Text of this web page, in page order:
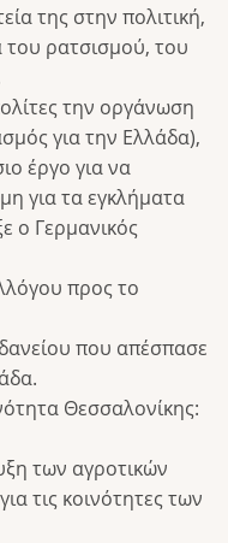
της στην πολιτική,
ρατσισμού, του
την οργάνωση
για την Ελλάδα),
έργο για να
για τα εγκλήματα
ο Γερμανικός
προς το
που απέσπασε
Θεσσαλονίκης:
των αγροτικών
τις κοινότητες των